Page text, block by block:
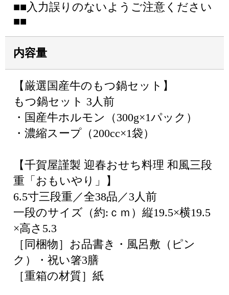
■■入力誤りのないようご注意ください
■■
内容量
【厳選国産牛のもつ鍋セット】
もつ鍋セット 3人前
・国産牛ホルモン（300g×1パック）
・濃縮スープ（200cc×1袋）
【千賀屋謹製 迎春おせち料理 和風三段
重「おもいやり」】
6.5寸三段重／全38品／3人前
一段のサイズ（約:ｃｍ）縦19.5×横19.5
×高さ5.3
［同梱物］お品書き・風呂敷（ピン
ク）・祝い箸3膳
［重箱の材質］紙